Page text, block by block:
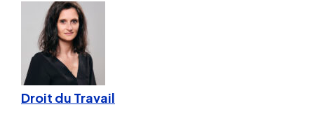
Droit du Travail